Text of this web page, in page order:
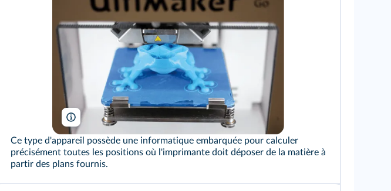
Maurizio Pesce/Flickr
Ce type d'appareil possède une informatique embarquée pour calculer
précisément toutes les positions où l'imprimante doit déposer de la matière à
partir des plans fournis.